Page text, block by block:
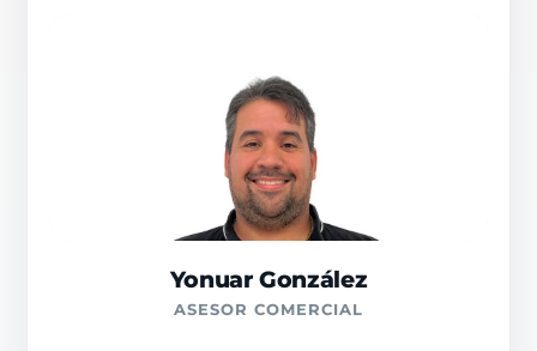
Yonuar González
ASESOR COMERCIAL